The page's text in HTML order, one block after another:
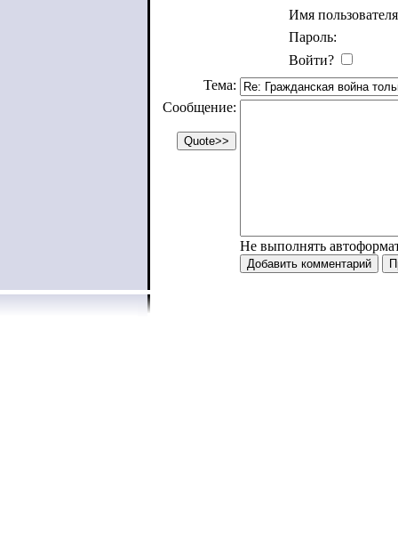
Имя
Пароль:
Войти?
Тема:
Сообщение:
Не выполнять